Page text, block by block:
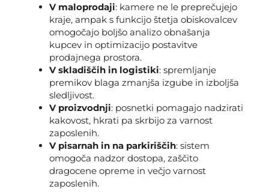
V maloprodaji: kamere ne le preprečujejo
kraje, ampak s funkcijo štetja obiskovalcev
omogočajo boljšo analizo obnašanja
kupcev in optimizacijo postavitve
prodajnega prostora.
V skladiščih in logistiki: spremljanje
premikov blaga zmanjša izgube in izboljša
sledljivost.
V proizvodnji: posnetki pomagajo nadzirati
kakovost, hkrati pa skrbijo za varnost
zaposlenih.
V pisarnah in na parkiriščih: sistem
omogoča nadzor dostopa, zaščito
dragocene opreme in večjo varnost
zaposlenih.